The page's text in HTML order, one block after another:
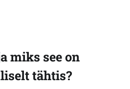
miks see on
tähtis?